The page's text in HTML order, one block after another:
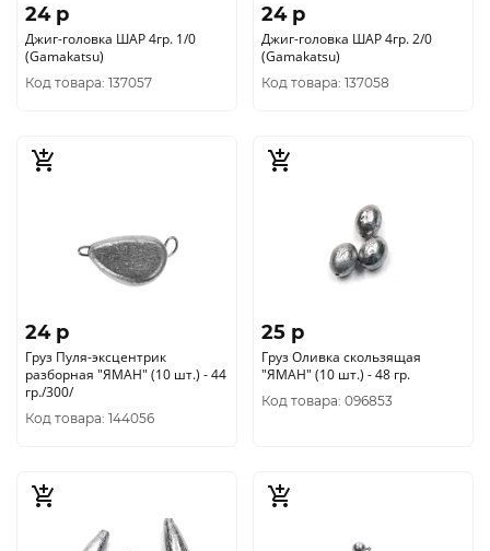
24 p
Джиг-головка ШАР 4гр. 1/0
(Gamakatsu)
Код товара: 137057
24 p
Джиг-головка ШАР 4гр. 2/0
(Gamakatsu)
Код товара: 137058
24 p
Груз Пуля-эксцентрик
разборная "ЯМАН" (10 шт.) - 44
гр./300/
Код товара: 144056
25 p
Груз Оливка скользящая
"ЯМАН" (10 шт.) - 48 гр.
Код товара: 096853